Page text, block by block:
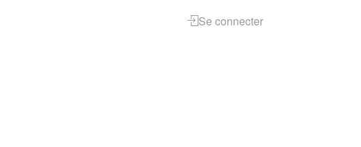
Se connecter